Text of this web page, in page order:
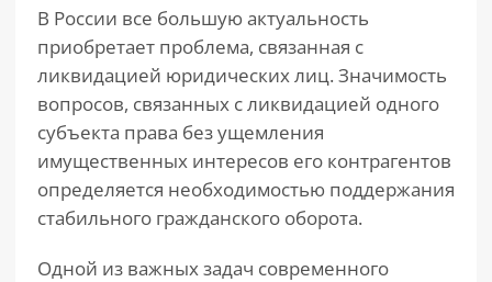
В России все большую актуальность
приобретает проблема, связанная с
ликвидацией юридических лиц. Значимость
вопросов, связанных с ликвидацией одного
субъекта права без ущемления
имущественных интересов его контрагентов
определяется необходимостью поддержания
стабильного гражданского оборота.
Одной из важных задач современного